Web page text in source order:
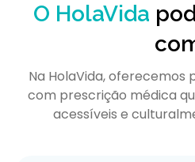
O HolaVida
Na HolaVida,
com prescrição médica
acessíveis e